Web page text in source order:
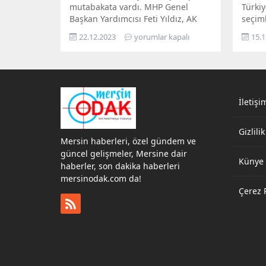
mutabakata vardı. MHP Genel
Başkan Yardımcısı Feti Yıldız, AK
yapılan görüşmelerin ardından
22.12.2023 yorumlar kapalı
Mersin haberleri, özel gündem ve
güncel gelişmeler, Mersine dair
haberler, son dakika haberleri
mersinodak.com da!
Gizlilik
Künye
Çerez